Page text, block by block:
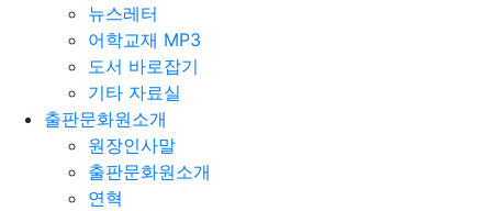
뉴스레터
어학교재 MP3
도서 바로잡기
기타 자료실
출판문화원소개
원장인사말
출판문화원소개
연혁